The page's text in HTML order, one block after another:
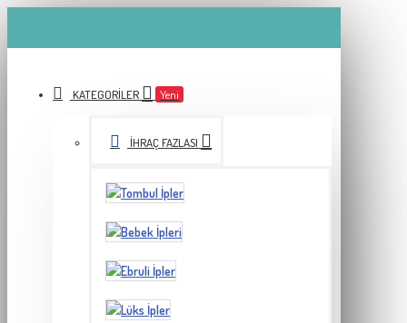
KATEGORILER Yeni
İHRAÇ FAZLASI